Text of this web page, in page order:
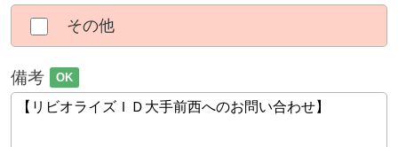
その他
備考 OK